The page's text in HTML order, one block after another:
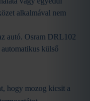
alkalmával nem
autó. Osram DRL102
külső
hogy mozog kicsit a